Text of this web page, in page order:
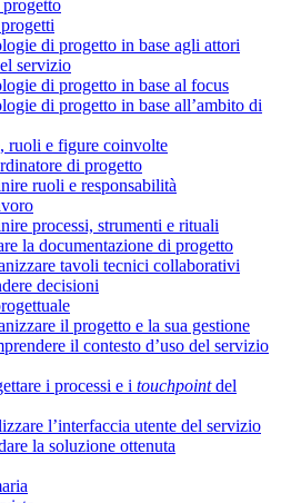
di progetto in base agli attori
servizio
di progetto in base al focus
di progetto in base all’ambito di
ruoli e figure coinvolte
di progetto
ruoli e responsabilità
processi, strumenti e rituali
la documentazione di progetto
tavoli tecnici collaborativi
decisioni
il progetto e la sua gestione
il contesto d’uso del servizio
i processi e i touchpointdel
l’interfaccia utente del servizio
la soluzione ottenuta